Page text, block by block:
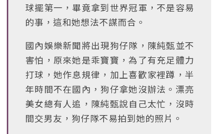
球擺第一，畢竟拿到世界冠軍，不是容易
的事，這和她想法不謀而合。
國內娛樂新聞將出現狗仔隊，陳純甄並不
害怕，原來她是乖寶寶，為了有充足體力
打球，她作息規律，加上喜歡家裡蹲，半
年時間不在國內，狗仔拿她沒辦法。漂亮
美女總有人追，陳純甄說自己太忙，沒時
間交男友，狗仔隊不易拍到她的照片。